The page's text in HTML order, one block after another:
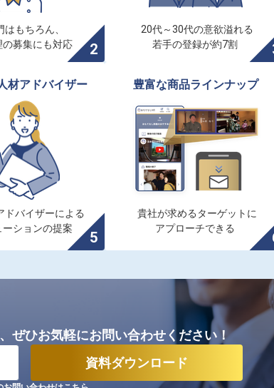
はもちろん、
募集にも対応
20代～30代の意欲溢れる
若手の登録が約7割
材アドバイザー
ドバイザーによる
ションの提案
豊富な商品ラインナップ
貴社が求めるターゲットに
アプローチできる
ぜひお気軽にお問い合わせください！
資料ダウンロード